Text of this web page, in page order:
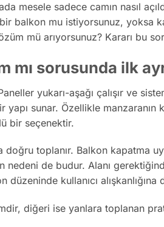
sadece camın nasıl
balkon mu istiyorsunuz, yoksa
mü arıyorsunuz? Kararı bu
mı sorusunda ilk
yukarı-aşağı çalışır ve
sunar. Özellikle manzaranın
bir seçenektir.
toplanır. Balkon kapatma
nedeni de budur. Alanı
kullanıcı alışkanlığına
diğeri ise yanlara toplanan